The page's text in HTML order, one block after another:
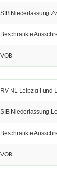
SIB Niederlassung
Beschränkte
VOB
RV NL Leipzig I und
SIB Niederlassung
Beschränkte
VOB